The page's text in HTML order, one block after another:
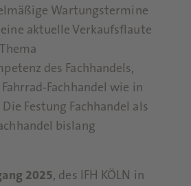
Wartungstermine
aktuelle Verkaufsflaute
des Fachhandels,
Fachhandel wie in
Festung Fachhandel als
bislang
2025, des IFH KÖLN in